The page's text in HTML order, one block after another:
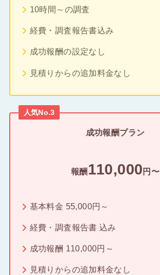
10時間～の調査
経費・調査報告書込み
成功報酬の設定なし
見積りからの追加料金なし
人気No.3
成功報酬プラン
報酬 110,000 円〜
基本料金 55,000円～
経費・調査報告書 込み
成功報酬 110,000円～
見積りからの追加料金なし